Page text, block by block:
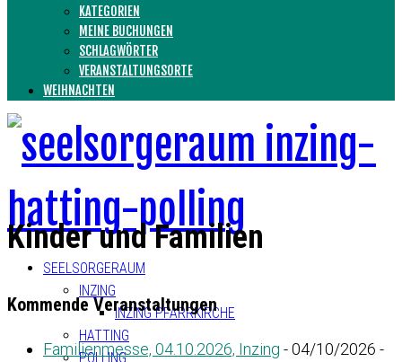
KATEGORIEN
MEINE BUCHUNGEN
SCHLAGWÖRTER
VERANSTALTUNGSORTE
WEIHNACHTEN
SEELSORGERAUM
INZING
INZING PFARRKIRCHE
HATTING
POLLING
Kinder und Familien
Kommende Veranstaltungen
Familienmesse, 04.10.2026, Inzing - 04/10/2026 -